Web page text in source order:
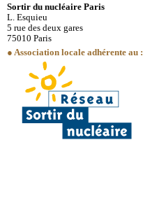
Sortir du nucléaire Paris
L. Esquieu
5 rue des deux gares
75010 Paris
● Association locale adhérente au :